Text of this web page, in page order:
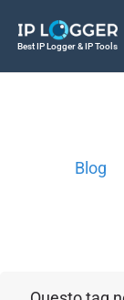
Best IP Logger & IP Tools
Blog